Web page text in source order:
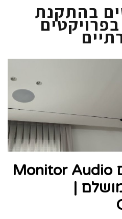
בהתקנת
רמקולים שקועים Monitor Audio
|